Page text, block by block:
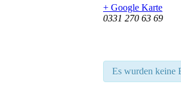
+ Google Karte
0331 270 63 69
Es wurden keine